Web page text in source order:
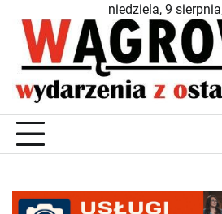
content
niedziela, 9